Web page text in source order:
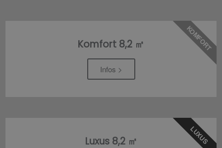
Komfort 8,2 ㎡
Infos >
KOMFORT
Luxus 8,2 ㎡ LUXUS